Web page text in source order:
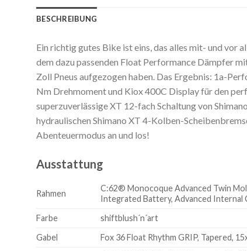
BESCHREIBUNG
Ein richtig gutes Bike ist eins, das alles mit- und vor
dem dazu passenden Float Performance Dämpfer
Zoll Pneus aufgezogen haben. Das Ergebnis: 1a-
Nm Drehmoment und Kiox 400C Display für den
superzuverlässige XT 12-fach Schaltung von
hydraulischen Shimano XT 4-Kolben-
Abenteuermodus an und los!
Ausstattung
Rahmen
C:62® Monocoque Advanced Twin
Integrated Battery, Advanced Internal
Farbe
shiftblush´n´art
Gabel
Fox 36 Float Rhythm GRIP, Tapered,